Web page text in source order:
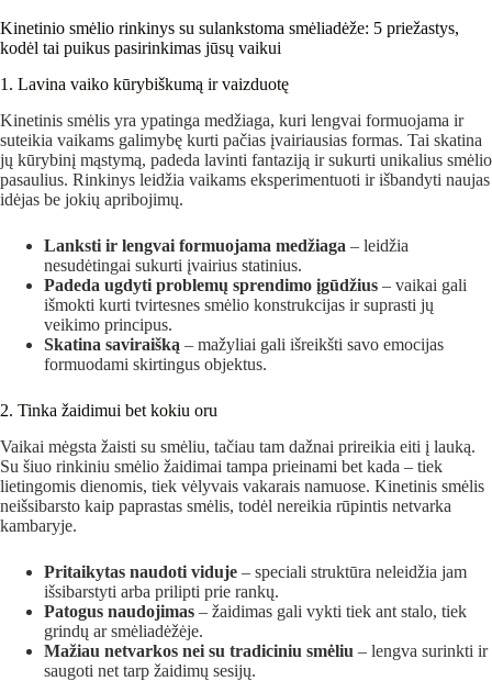
Kinetinio smėlio rinkinys su sulankstoma smėliadėže: 5 priežastys,
kodėl tai puikus pasirinkimas jūsų vaikui
1. Lavina vaiko kūrybiškumą ir vaizduotę
Kinetinis smėlis yra ypatinga medžiaga, kuri lengvai formuojama ir
suteikia vaikams galimybę kurti pačias įvairiausias formas. Tai skatina
jų kūrybinį mąstymą, padeda lavinti fantaziją ir sukurti unikalius smėlio
pasaulius. Rinkinys leidžia vaikams eksperimentuoti ir išbandyti naujas
idėjas be jokių apribojimų.
Lanksti ir lengvai formuojama medžiaga – leidžia
nesudėtingai sukurti įvairius statinius.
Padeda ugdyti problemų sprendimo įgūdžius – vaikai gali
išmokti kurti tvirtesnes smėlio konstrukcijas ir suprasti jų
veikimo principus.
Skatina saviraišką – mažyliai gali išreikšti savo emocijas
formuodami skirtingus objektus.
2. Tinka žaidimui bet kokiu oru
Vaikai mėgsta žaisti su smėliu, tačiau tam dažnai prireikia eiti į lauką.
Su šiuo rinkiniu smėlio žaidimai tampa prieinami bet kada – tiek
lietingomis dienomis, tiek vėlyvais vakarais namuose. Kinetinis smėlis
neišsibarsto kaip paprastas smėlis, todėl nereikia rūpintis netvarka
kambaryje.
Pritaikytas naudoti viduje – speciali struktūra neleidžia jam
išsibarstyti arba prilipti prie rankų.
Patogus naudojimas – žaidimas gali vykti tiek ant stalo, tiek
grindų ar smėliadėžėje.
Mažiau netvarkos nei su tradiciniu smėliu – lengva surinkti ir
saugoti net tarp žaidimų sesijų.